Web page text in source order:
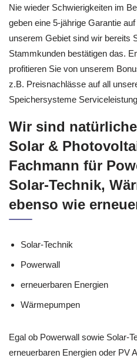
Nie wieder Schwierigkeiten im
geben eine 5-jährige Garantie
unserem Gebiet sind wir bereits
Stammkunden bestätigen das.
profitieren Sie von unserem
z.B. Preisnachlässe auf all
Speichersysteme
Wir sind
Solar &
Fachmann für
Solar-Technik,
ebenso wie
Solar-Technik
Powerwall
erneuerbaren Energien
Wärmepumpen
Egal ob Powerwall sowie Solar-
erneuerbaren Energien oder PV